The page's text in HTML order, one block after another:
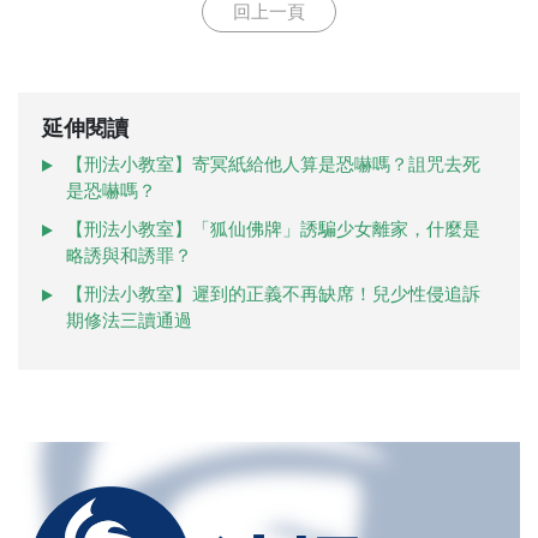
回上一頁
延伸閱讀
【刑法小教室】寄冥紙給他人算是恐嚇嗎？詛咒去死
是恐嚇嗎？
【刑法小教室】「狐仙佛牌」誘騙少女離家，什麼是
略誘與和誘罪？
【刑法小教室】遲到的正義不再缺席！兒少性侵追訴
期修法三讀通過